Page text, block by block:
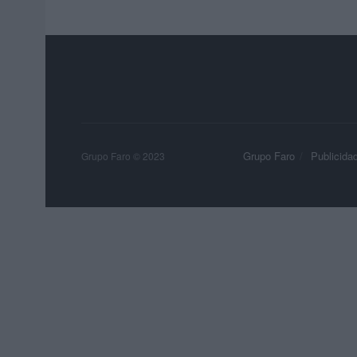
Grupo Faro Publicidad
Grupo Faro © 2023